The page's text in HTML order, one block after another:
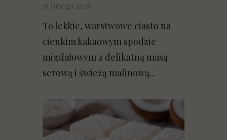
15 lutego 2026
To lekkie, warstwowe ciasto na
cienkim kakaowym spodzie
migdałowym z delikatną masą
serową i świeżą malinową...